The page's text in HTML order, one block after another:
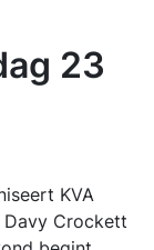
23
KVA
Davy Crockett